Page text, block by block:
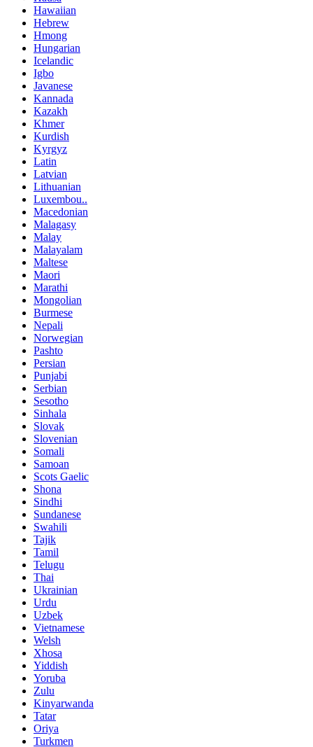
Hawaiian
Hebrew
Hmong
Hungarian
Icelandic
Igbo
Javanese
Kannada
Kazakh
Khmer
Kurdish
Kyrgyz
Latin
Latvian
Lithuanian
Luxembou..
Macedonian
Malagasy
Malay
Malayalam
Maltese
Maori
Marathi
Mongolian
Burmese
Nepali
Norwegian
Pashto
Persian
Punjabi
Serbian
Sesotho
Sinhala
Slovak
Slovenian
Somali
Samoan
Scots Gaelic
Shona
Sindhi
Sundanese
Swahili
Tajik
Tamil
Telugu
Thai
Ukrainian
Urdu
Uzbek
Vietnamese
Welsh
Xhosa
Yiddish
Yoruba
Zulu
Kinyarwanda
Tatar
Oriya
Turkmen